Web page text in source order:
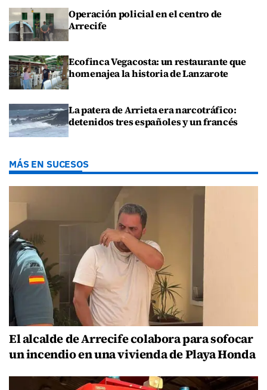
Operación policial en el centro de
Arrecife
Ecofinca Vegacosta: un restaurante que
homenajea la historia de Lanzarote
La patera de Arrieta era narcotráfico:
detenidos tres españoles y un francés
MÁS EN SUCESOS
El alcalde de Arrecife colabora para sofocar
un incendio en una vivienda de Playa Honda